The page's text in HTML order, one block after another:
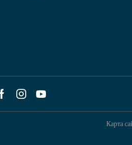
Facebook
Instagram
Youtube
Карта